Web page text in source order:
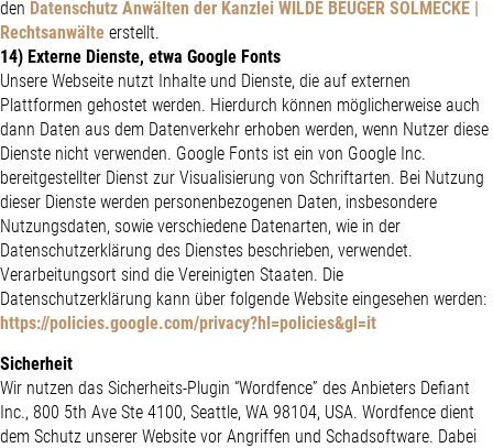
den Datenschutz Anwälten der Kanzlei WILDE BEUGER SOLMECKE |
Rechtsanwälte erstellt.
14) Externe Dienste, etwa Google Fonts
Unsere Webseite nutzt Inhalte und Dienste, die auf externen
Plattformen gehostet werden. Hierdurch können möglicherweise auch
dann Daten aus dem Datenverkehr erhoben werden, wenn Nutzer diese
Dienste nicht verwenden. Google Fonts ist ein von Google Inc.
bereitgestellter Dienst zur Visualisierung von Schriftarten. Bei Nutzung
dieser Dienste werden personenbezogenen Daten, insbesondere
Nutzungsdaten, sowie verschiedene Datenarten, wie in der
Datenschutzerklärung des Dienstes beschrieben, verwendet.
Verarbeitungsort sind die Vereinigten Staaten. Die
Datenschutzerklärung kann über folgende Website eingesehen werden:
https://policies.google.com/privacy?hl=policies&gl=it
Sicherheit
Wir nutzen das Sicherheits-Plugin “Wordfence” des Anbieters Defiant
Inc., 800 5th Ave Ste 4100, Seattle, WA 98104, USA. Wordfence dient
dem Schutz unserer Website vor Angriffen und Schadsoftware. Dabei